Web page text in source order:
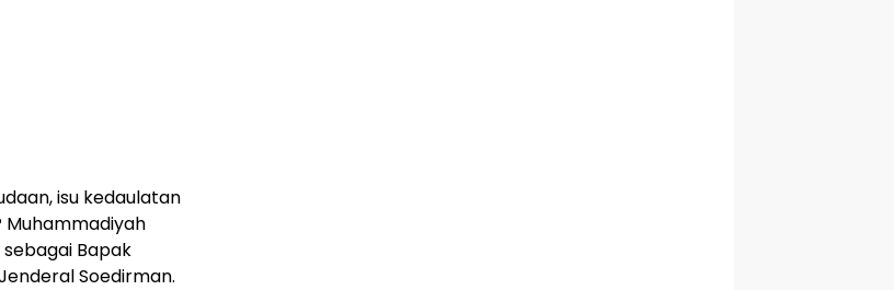
isu kedaulatan
Muhammadiyah
Bapak
Soedirman.